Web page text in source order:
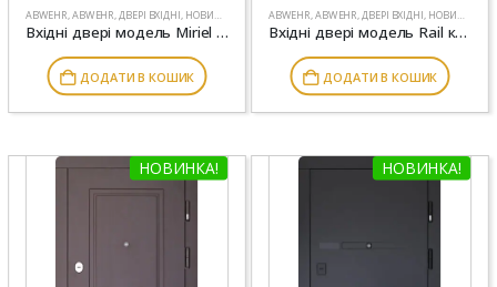
ABWEHR,ABWEHR,ДВЕРІ ВХІДНІ, НОВИНКИ
Вхідні двері модель Miriel комплектація Nova ABWEHR (309)
ДОДАТИ В КОШИК
ABWEHR,ABWEHR,ДВЕРІ ВХІДНІ, НОВИНКИ
Вхідні двері модель Rail комплектація Classic ABWEHR (510)
ДОДАТИ В КОШИК
НОВИНКА! НОВИНКА!